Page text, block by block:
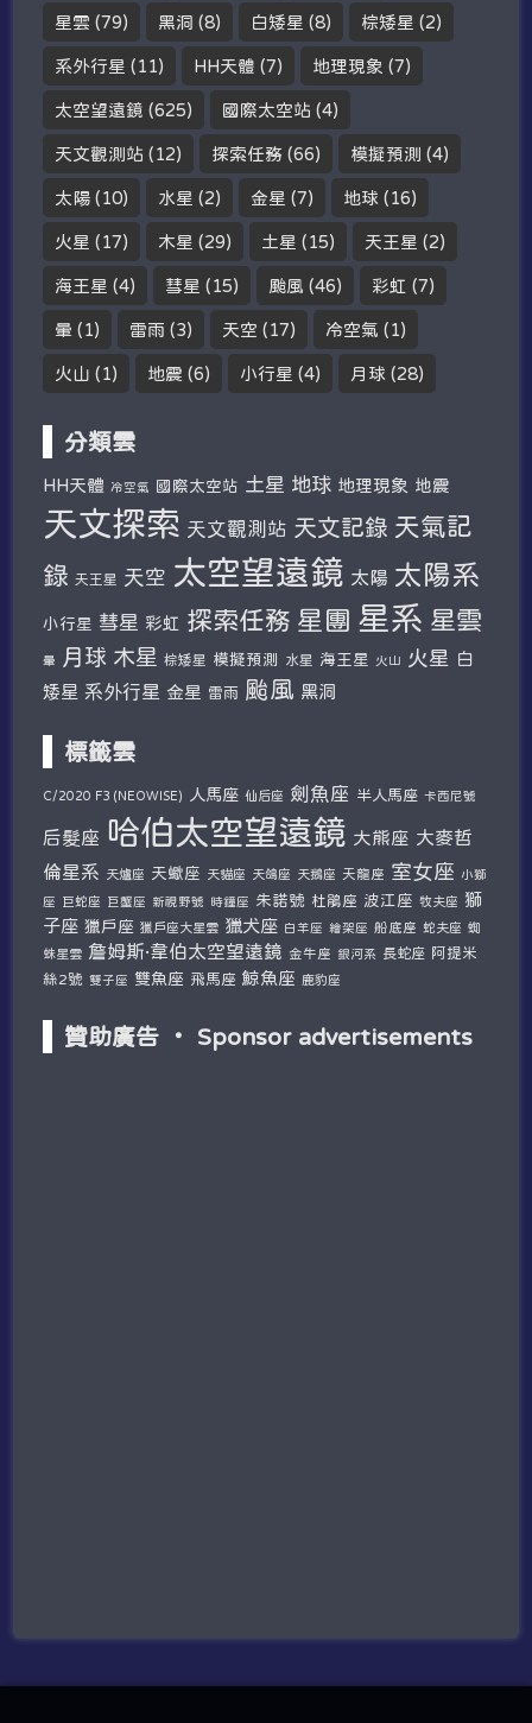
星雲 (79) 黑洞 (8) 白矮星 (8) 棕矮星 (2)
系外行星 (11) HH天體 (7) 地理現象 (7)
太空望遠鏡 (625) 國際太空站 (4)
天文觀測站 (12) 探索任務 (66) 模擬預測 (4)
太陽 (10) 水星 (2) 金星 (7) 地球 (16)
火星 (17) 木星 (29) 土星 (15) 天王星 (2)
海王星 (4) 彗星 (15) 颱風 (46) 彩虹 (7)
暈 (1) 雷雨 (3) 天空 (17) 冷空氣 (1)
火山 (1) 地震 (6) 小行星 (4) 月球 (28)
分類雲
HH天體 冷空氣 國際太空站 土星 地球 地理現象 地震
天文探索 天文觀測站 天文記錄 天氣記
錄 天王星 天空 太空望遠鏡 太陽 太陽系
小行星 彗星 彩虹 探索任務 星團 星系 星雲
暈 月球 木星 棕矮星 模擬預測 水星 海王星 火山 火星 白
矮星 系外行星 金星 雷雨 颱風 黑洞
標籤雲
C/2020 F3 (NEOWISE) 人馬座 仙后座 劍魚座 半人馬座 卡西尼號
后髮座 哈伯太空望遠鏡 大熊座 大麥哲
倫星系
天爐座 天蠍座 天貓座 天鴿座 天鵝座 天龍座 室女座 小獅
座 巨蛇座 巨蟹座 新視野號 時鐘座 朱諾號 杜鵑座 波江座 牧夫座
獅
子座 獵戶座 獵戶座大星雲 獵犬座 白羊座 繪架座 船底座 蛇夫座 蜘
蛛星雲 詹姆斯·韋伯太空望遠鏡 金牛座 銀河系 長蛇座 阿提米
絲2號
雙子座 雙魚座 飛馬座 鯨魚座 鹿豹座
贊助廣告 ‧ Sponsor advertisements